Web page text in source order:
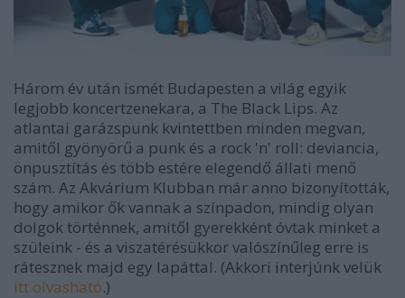
Három év után ismét Budapesten a világ egyik
legjobb koncertzenekara, a The Black Lips. Az
atlantai garázspunk kvintettben minden megvan,
amitől gyönyörű a punk és a rock 'n' roll: deviancia,
önpusztítás és több estére elegendő állati menő
szám. Az Akvárium Klubban már anno bizonyították,
hogy amikor ők vannak a színpadon, mindig olyan
dolgok történnek, amitől gyerekként óvtak minket a
szüleink - és a viszatérésükkor valószínűleg erre is
rátesznek majd egy lapáttal. (Akkori interjúnk velük
itt olvasható.)